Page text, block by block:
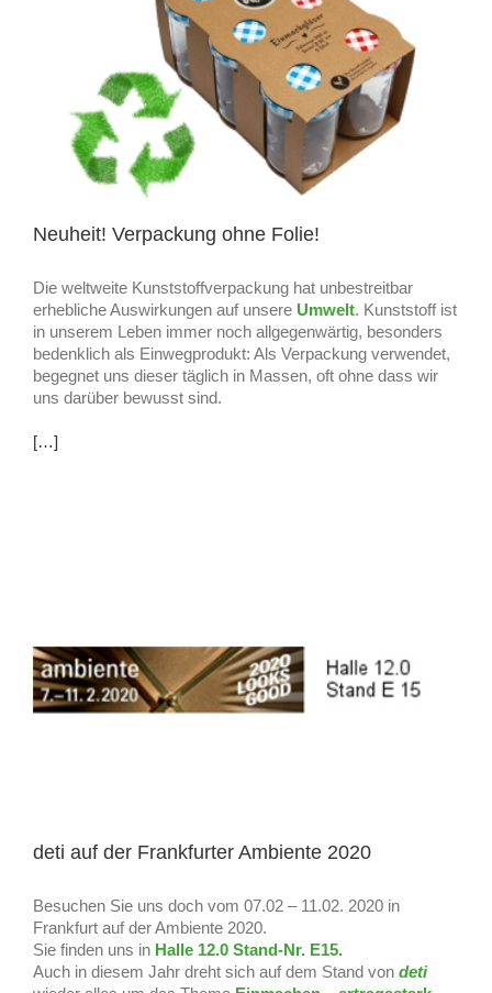
Neuheit! Verpackung ohne Folie!
Die weltweite Kunststoffverpackung hat unbestreitbar
erhebliche Auswirkungen auf unsere Umwelt. Kunststoff ist
in unserem Leben immer noch allgegenwärtig, besonders
bedenklich als Einwegprodukt: Als Verpackung verwendet,
begegnet uns dieser täglich in Massen, oft ohne dass wir
uns darüber bewusst sind.
[…]
deti auf der Frankfurter Ambiente 2020
Besuchen Sie uns doch vom 07.02 – 11.02. 2020 in
Frankfurt auf der Ambiente 2020.
Sie finden uns in Halle 12.0 Stand-Nr. E15.
Auch in diesem Jahr dreht sich auf dem Stand von deti